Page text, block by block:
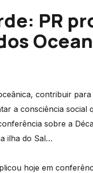
PR
contribuir
a consciência
sobre a
ilha do Sal…
hoje em